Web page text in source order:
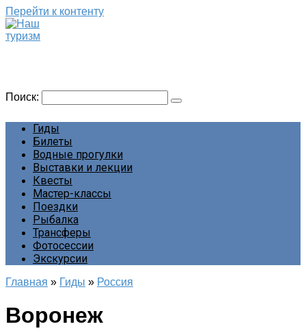
Перейти к контенту
Поиск:
Гиды
Билеты
Водные прогулки
Выставки и лекции
Квесты
Мастер-классы
Поездки
Рыбалка
Трансферы
Фотосессии
Экскурсии
Главная » Гиды » Россия
Воронеж